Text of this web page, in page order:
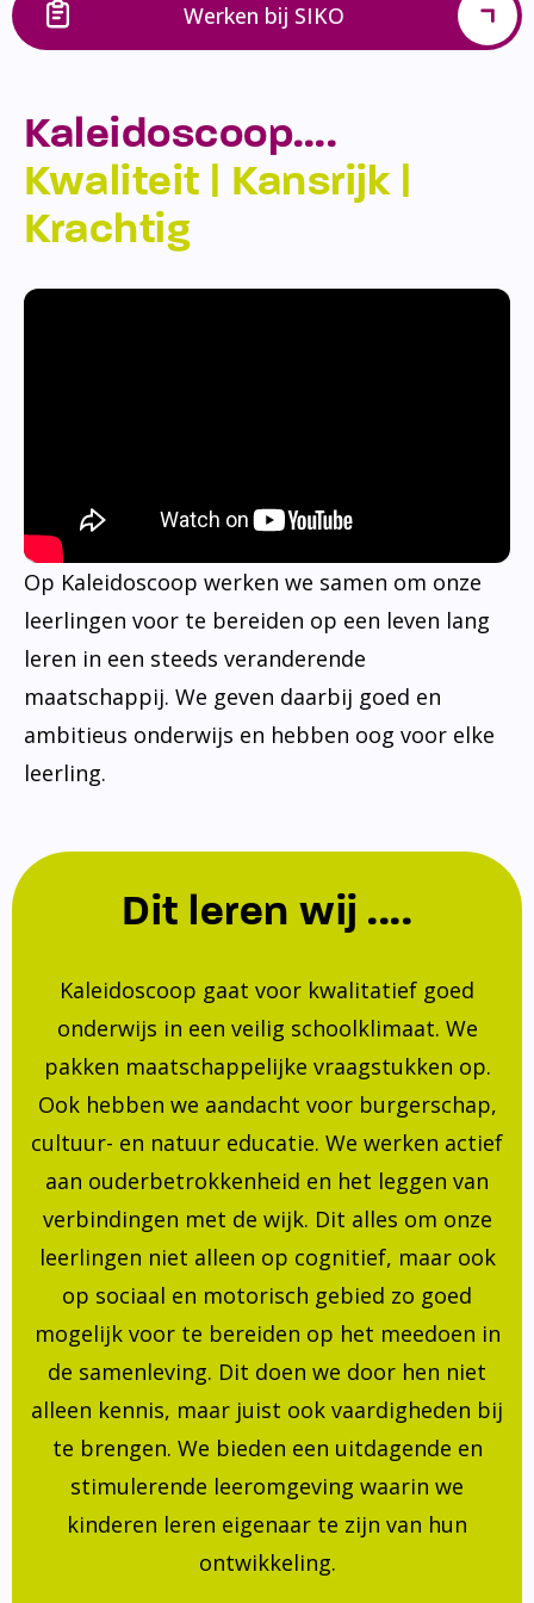
Werken bij SIKO
Kaleidoscoop….
Kwaliteit | Kansrijk |
Krachtig
Op Kaleidoscoop werken we samen om onze
leerlingen voor te bereiden op een leven lang
leren in een steeds veranderende
maatschappij. We geven daarbij goed en
ambitieus onderwijs en hebben oog voor elke
leerling.
Dit leren wij ....
Kaleidoscoop gaat voor kwalitatief goed
onderwijs in een veilig schoolklimaat. We
pakken maatschappelijke vraagstukken op.
Ook hebben we aandacht voor burgerschap,
cultuur- en natuur educatie. We werken actief
aan ouderbetrokkenheid en het leggen van
verbindingen met de wijk. Dit alles om onze
leerlingen niet alleen op cognitief, maar ook
op sociaal en motorisch gebied zo goed
mogelijk voor te bereiden op het meedoen in
de samenleving. Dit doen we door hen niet
alleen kennis, maar juist ook vaardigheden bij
te brengen. We bieden een uitdagende en
stimulerende leeromgeving waarin we
kinderen leren eigenaar te zijn van hun
ontwikkeling.